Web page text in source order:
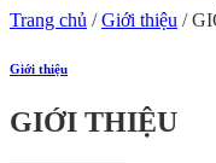
Trang chủ /Giới thiệu /
Giới thiệu
GIỚI THIỆU